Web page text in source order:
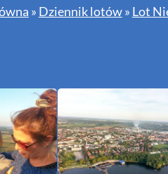
» Dziennik lotów » Lot